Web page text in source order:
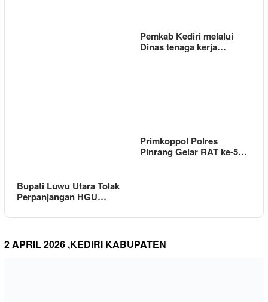
Pemkab Kediri melalui
Dinas tenaga kerja…
Bupati Luwu Utara Tolak
Perpanjangan HGU…
Primkoppol Polres
Pinrang Gelar RAT ke-5…
2 APRIL 2026 ,KEDIRI KABUPATEN